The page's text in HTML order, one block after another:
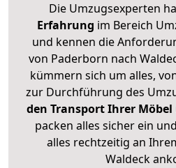
Die Umzugsexperten
Erfahrung im Bereich
und kennen die
von Paderborn nach
kümmern sich um alles,
zur Durchführung des
den Transport Ihrer
packen alles sicher ein
alles rechtzeitig an
Waldeck